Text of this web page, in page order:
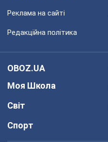
Реклама на сайті
Редакційна політика
OBOZ.UA
Моя Школа
Світ
Спорт